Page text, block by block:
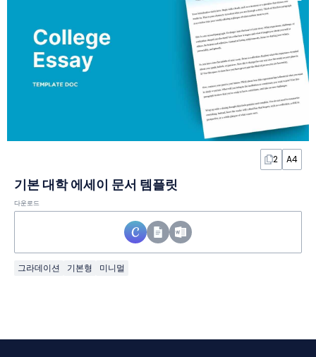
2 A4
기본 대학 에세이 문서 템플릿
다운로드
그라데이션 기본형 미니멀